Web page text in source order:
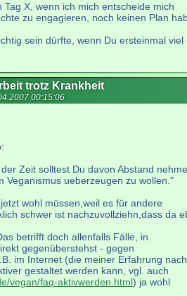
Tag X, wenn ich mich entscheide mich
zu engagieren, noch keinen Plan
sein dürfte, wenn Du ersteinmal
trotz Krankheit
00:15:06
Zeit solltest Du davon Abstand
Veganismus ueberzeugen zu wollen."
wohl müssen,weil es für andere
schwer ist nachzuvollziehn,dass da
betrifft doch allenfalls Fälle, in
gegenüberstehst - gegen
im Internet (die meiner Erfahrung nach
gestaltet werden kann, vgl. auch
vegan/faq-aktivwerden.html) ja wohl